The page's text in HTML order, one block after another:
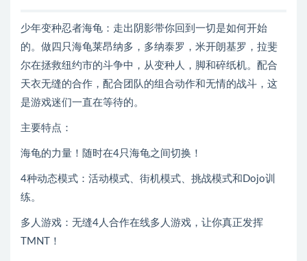
少年变种忍者海龟：走出阴影带你回到一切是如何开始
的。做四只海龟莱昂纳多，多纳泰罗，米开朗基罗，拉斐
尔在拯救纽约市的斗争中，从变种人，脚和碎纸机。配合
天衣无缝的合作，配合团队的组合动作和无情的战斗，这
是游戏迷们一直在等待的。
主要特点：
海龟的力量！随时在4只海龟之间切换！
4种动态模式：活动模式、街机模式、挑战模式和Dojo训
练。
多人游戏：无缝4人合作在线多人游戏，让你真正发挥
TMNT！